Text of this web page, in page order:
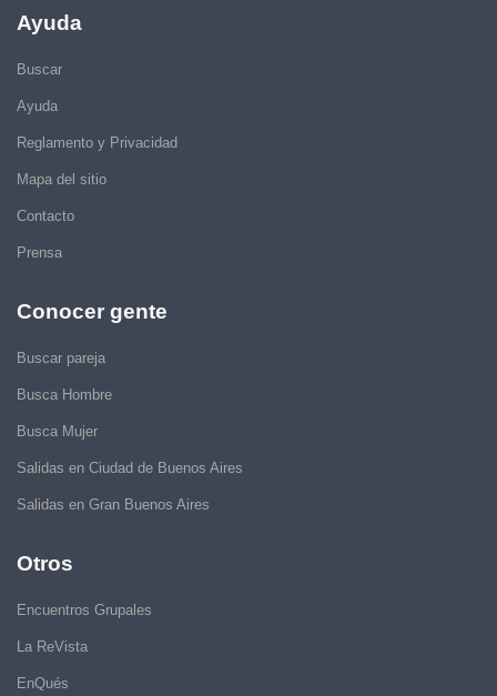
Ayuda
Buscar
Ayuda
Reglamento y Privacidad
Mapa del sitio
Contacto
Prensa
Conocer gente
Buscar pareja
Busca Hombre
Busca Mujer
Salidas en Ciudad de Buenos Aires
Salidas en Gran Buenos Aires
Otros
Encuentros Grupales
La ReVista
EnQués